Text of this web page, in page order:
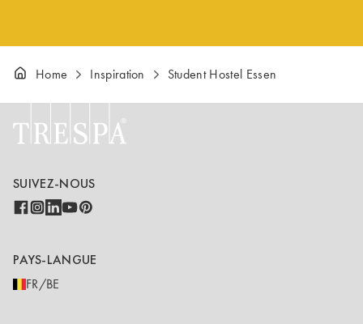
Home Inspiration Student Hostel Essen
SUIVEZ-NOUS
PAYS-LANGUE
FR/BE